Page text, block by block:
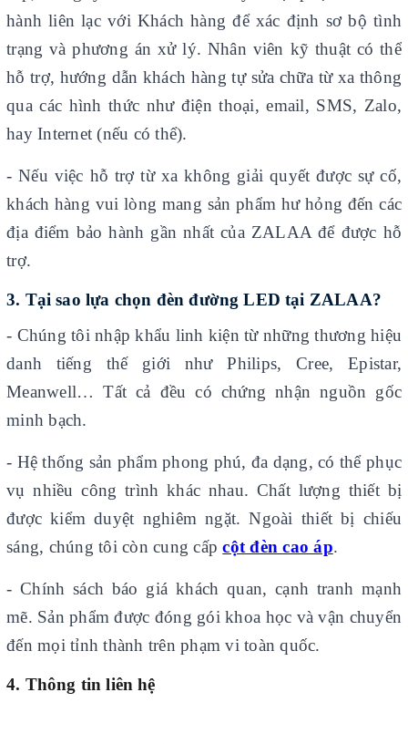
hành liên lạc với Khách hàng để xác định sơ bộ tình
trạng và phương án xử lý. Nhân viên kỹ thuật có thể
hỗ trợ, hướng dẫn khách hàng tự sửa chữa từ xa thông
qua các hình thức như điện thoại, email, SMS, Zalo,
hay Internet (nếu có thể).
- Nếu việc hỗ trợ từ xa không giải quyết được sự cố,
khách hàng vui lòng mang sản phẩm hư hỏng đến các
địa điểm bảo hành gần nhất của ZALAA để được hỗ
trợ.
3. Tại sao lựa chọn đèn đường LED tại ZALAA?
- Chúng tôi nhập khẩu linh kiện từ những thương hiệu
danh tiếng thế giới như Philips, Cree, Epistar,
Meanwell… Tất cả đều có chứng nhận nguồn gốc
minh bạch.
- Hệ thống sản phẩm phong phú, đa dạng, có thể phục
vụ nhiều công trình khác nhau. Chất lượng thiết bị
được kiểm duyệt nghiêm ngặt. Ngoài thiết bị chiếu
sáng, chúng tôi còn cung cấpcột đèn cao áp.
- Chính sách báo giá khách quan, cạnh tranh mạnh
mẽ. Sản phẩm được đóng gói khoa học và vận chuyển
đến mọi tỉnh thành trên phạm vi toàn quốc.
4. Thông tin liên hệ